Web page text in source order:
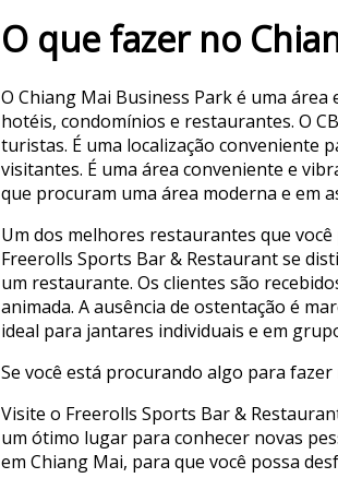
O que fazer no
O Chiang Mai Business Park é uma
hotéis, condomínios e restaurantes. O
turistas. É uma localização conveniente
visitantes. É uma área conveniente e
que procuram uma área moderna e em
Um dos melhores restaurantes que
Freerolls Sports Bar & Restaurant se
um restaurante. Os clientes são
animada. A ausência de ostentação é
ideal para jantares individuais e em
Se você está procurando algo para
Visite o Freerolls Sports Bar &
um ótimo lugar para conhecer novas
em Chiang Mai, para que você possa